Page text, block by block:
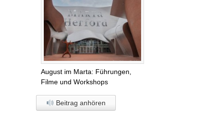
August im Marta: Führungen,
Filme und Workshops
Beitrag anhören